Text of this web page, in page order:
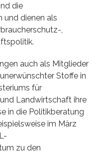
die
und dienen als
,
auch als Mitglieder
Stoffe in
für
Landwirtschaft ihre
in die Politikberatung
im März
zu den